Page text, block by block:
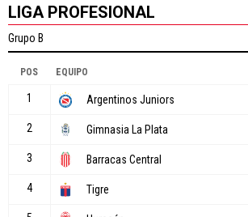
LIGA PROFESIONAL